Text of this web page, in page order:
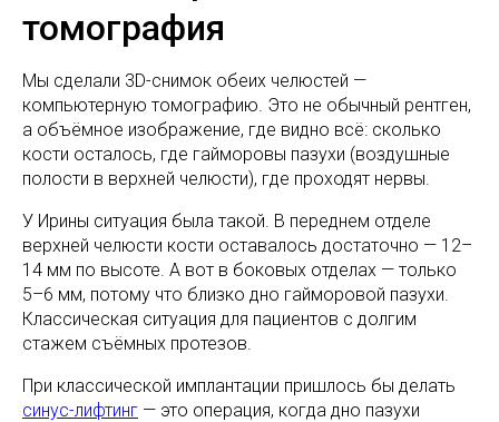
томография
Мы сделали 3D-снимок обеих челюстей —
компьютерную томографию. Это не обычный рентген,
а объёмное изображение, где видно всё: сколько
кости осталось, где гайморовы пазухи (воздушные
полости в верхней челюсти), где проходят нервы.
У Ирины ситуация была такой. В переднем отделе
верхней челюсти кости оставалось достаточно — 12–
14 мм по высоте. А вот в боковых отделах — только
5–6 мм, потому что близко дно гайморовой пазухи.
Классическая ситуация для пациентов с долгим
стажем съёмных протезов.
При классической имплантации пришлось бы делать
синус-лифтинг — это операция, когда дно пазухи